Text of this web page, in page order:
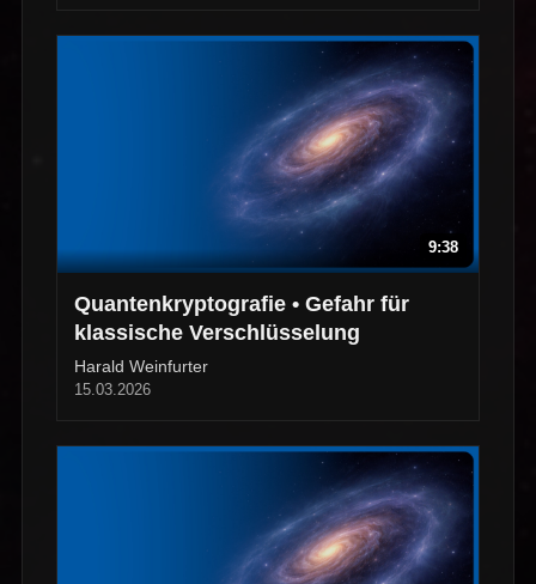
9:38
Quantenkryptografie • Gefahr für
klassische Verschlüsselung
Harald Weinfurter
15.03.2026